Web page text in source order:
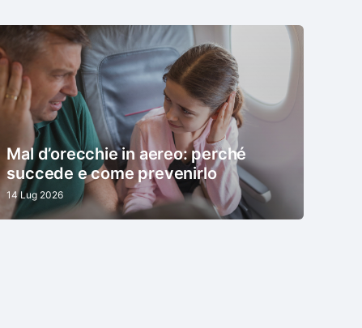
Mal d’orecchie in aereo: perché
succede e come prevenirlo
14 Lug 2026